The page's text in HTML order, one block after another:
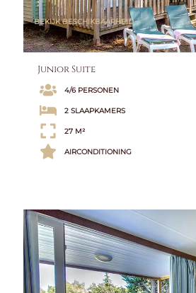
BEKIJK BESCHIKBAARHEID
Junior Suite
4/6 PERSONEN
2 SLAAPKAMERS
27 M²
AIRCONDITIONING